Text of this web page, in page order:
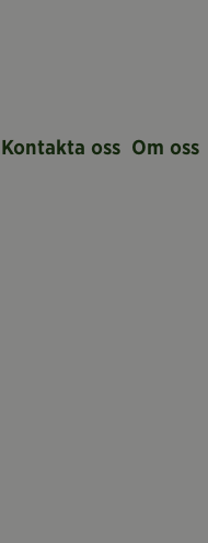
Kontakta oss Om oss